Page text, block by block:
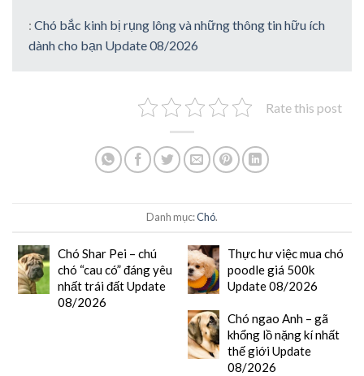
: Chó bắc kinh bị rụng lông và những thông tin hữu ích
dành cho bạn Update 08/2026
Rate this post
Danh mục:Chó.
Chó Shar Pei – chú
chó “cau có” đáng yêu
nhất trái đất Update
08/2026
Thực hư việc mua chó
poodle giá 500k
Update 08/2026
Chó ngao Anh – gã
khổng lồ nặng kí nhất
thế giới Update
08/2026